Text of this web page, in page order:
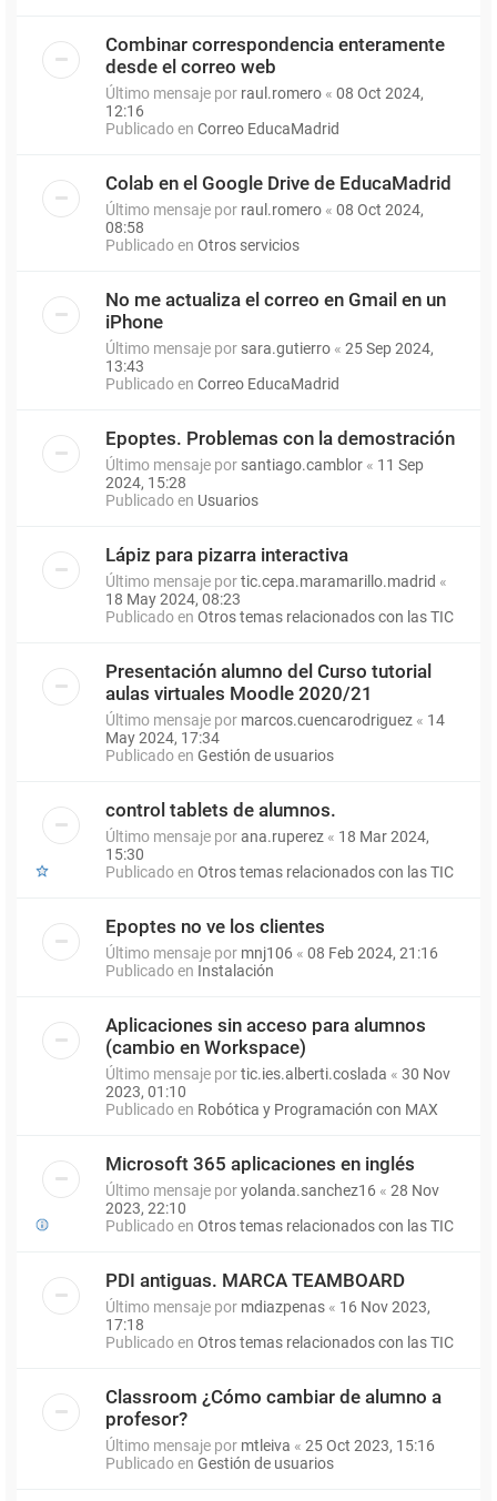
Combinar correspondencia enteramente
desde el correo web
Último mensaje por raul.romero « 08 Oct 2024,
12:16
Publicado en Correo EducaMadrid
Colab en el Google Drive de EducaMadrid
Último mensaje por raul.romero « 08 Oct 2024,
08:58
Publicado en Otros servicios
No me actualiza el correo en Gmail en un
iPhone
Último mensaje por sara.gutierro « 25 Sep 2024,
13:43
Publicado en Correo EducaMadrid
Epoptes. Problemas con la demostración
Último mensaje por santiago.camblor « 11 Sep
2024, 15:28
Publicado en Usuarios
Lápiz para pizarra interactiva
Último mensaje portic.cepa.maramarillo.madrid «
18 May 2024, 08:23
Publicado en Otros temas relacionados con las TIC
Presentación alumno del Curso tutorial
aulas virtuales Moodle 2020/21
Último mensaje por marcos.cuencarodriguez « 14
May 2024, 17:34
Publicado en Gestión de usuarios
control tablets de alumnos.
Último mensaje porana.ruperez « 18 Mar 2024,
15:30
Publicado en Otros temas relacionados con las TIC
Epoptes no ve los clientes
Último mensaje por mnj106 « 08 Feb 2024, 21:16
Publicado en Instalación
Aplicaciones sin acceso para alumnos
(cambio en Workspace)
Último mensaje portic.ies.alberti.coslada « 30 Nov
2023, 01:10
Publicado en Robótica y Programación con MAX
Microsoft 365 aplicaciones en inglés
Último mensaje poryolanda.sanchez16 « 28 Nov
2023, 22:10
Publicado en Otros temas relacionados con las TIC
PDI antiguas. MARCA TEAMBOARD
Último mensaje por mdiazpenas « 16 Nov 2023,
17:18
Publicado en Otros temas relacionados con las TIC
Classroom ¿Cómo cambiar de alumno a
profesor?
Último mensaje por mtleiva « 25 Oct 2023, 15:16
Publicado en Gestión de usuarios